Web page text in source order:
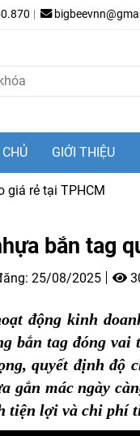
GIỚI THIỆU
giá rẻ tại TPHCM
bắn tag
25/08/2025
động kinh
bắn tag đóng
quyết định độ
gắn mác ngày
tiện lợi và chi phí